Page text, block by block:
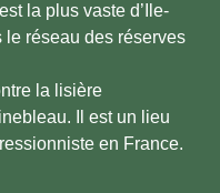
la plus vaste d’Ile-
réseau des réserves
la lisière
Il est un lieu
en France.